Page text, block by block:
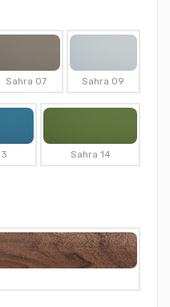
Sahra 07 Sahra 09
Sahra 14